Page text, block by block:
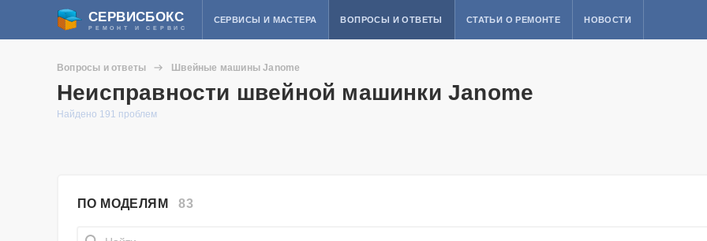
СЕРВИСБОКС
РЕМОНТ И СЕРВИС
СЕРВИСЫ И МАСТЕРА ВОПРОСЫ И ОТВЕТЫ СТАТЬИ О РЕМОНТЕ НОВОСТИ
Вопросы и ответы Швейные машины Janome
Неисправности швейной машинки Janome
Найдено 191 проблем
ПО МОДЕЛЯМ83